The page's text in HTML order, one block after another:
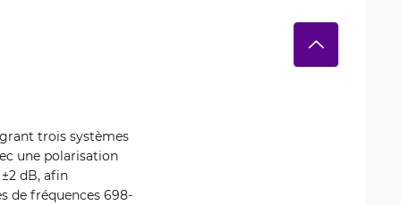
trois systèmes
une polarisation
dB, afin
de fréquences 698-